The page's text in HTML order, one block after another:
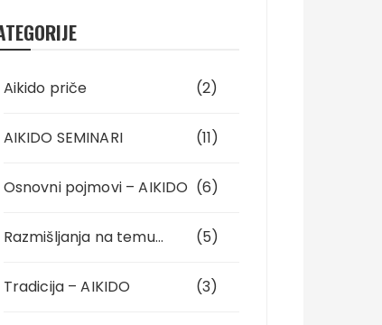
Aikido priče (2)
AIKIDO SEMINARI (11)
Osnovni pojmovi – AIKIDO (6)
Razmišljanja na temu… (5)
Tradicija – AIKIDO (3)